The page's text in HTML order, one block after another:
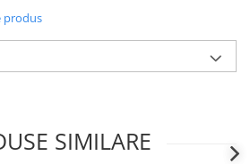
produs
SIMILARE